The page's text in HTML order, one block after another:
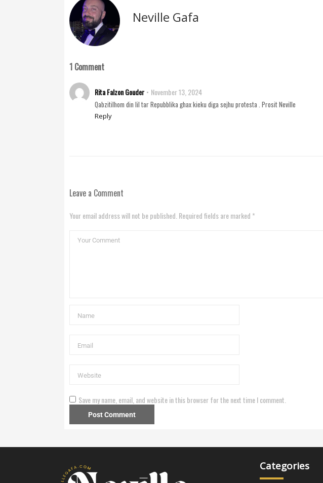
Neville Gafa
1 Comment
Rita Falzon Gouder November 13, 2024
Qabzitilhom din lil tar Repubblika ghax kieku diga sejhu protesta . Prosit Neville
Reply
Leave a Comment
Your email address will not be published. Required fields are marked *
Save my name, email, and website in this browser for the next time I comment.
Categories